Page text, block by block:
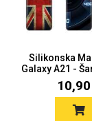
Silikonska
Galaxy A21 -